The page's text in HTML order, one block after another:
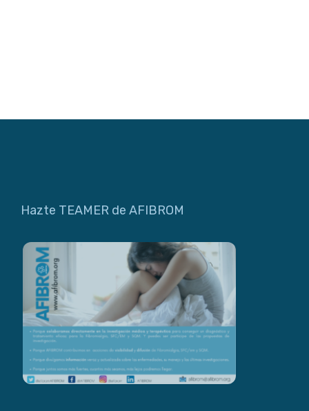
Hazte TEAMER de AFIBROM